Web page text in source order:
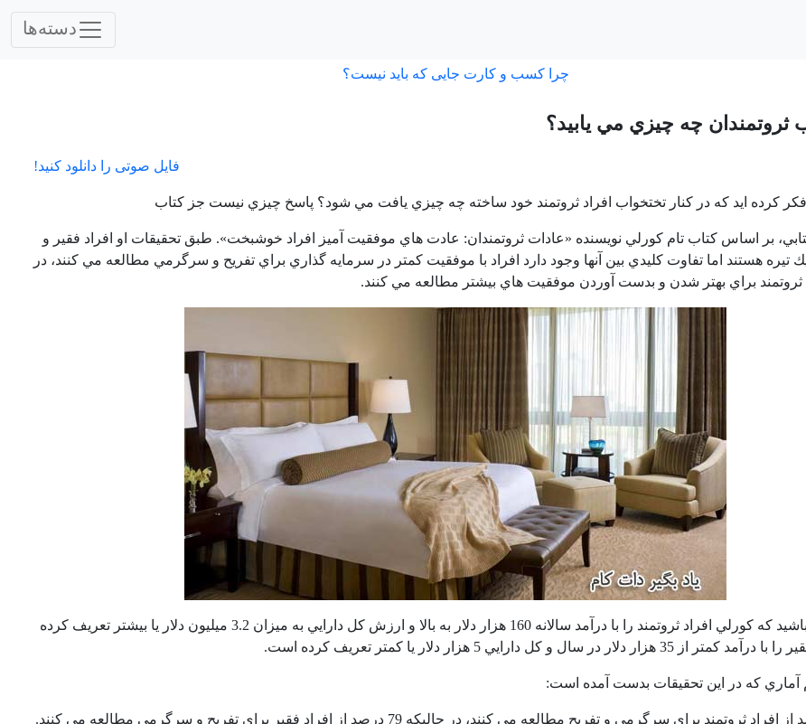
دسته‌ها
چرا کسب و کارت جایی که باید نیست؟
ثروتمندان چه چيزي مي يابيد؟
فایل صوتی را دانلود کنید!
فكر كرده ايد كه در كنار تختخواب افراد ثروتمند خود ساخته چه چيزي يافت مي شود؟ پاسخ چيزي نيست جز كتاب
كتابي، بر اساس كتاب تام كورلي نويسنده «عادات ثروتمندان: عادت هاي موفقيت آميز افراد خوشبخت». طبق تحقيقات او افراد فقير و
تيره هستند اما تفاوت كليدي بين آنها وجود دارد افراد با موفقيت كمتر در سرمايه گذاري براي تفريح و سرگرمي مطالعه مي كنند، در
ثروتمند براي بهتر شدن و بدست آوردن موفقيت هاي بيشتر مطالعه مي كنند.
توجه داشته باشيد كه كورلي افراد ثروتمند را با درآمد سالانه 160 هزار دلار به بالا و ارزش كل دارايي به ميزان 3.2 ميليون دلار یا بیشتر تعريف كرده
هزار دلار در سال و كل دارايي 5 هزار دلار يا كمتر تعريف كرده است.
آماري كه در اين تحقيقات بدست آمده است: